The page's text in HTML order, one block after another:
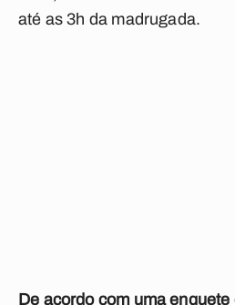
até as 3h da madrugada.
De acordo com uma